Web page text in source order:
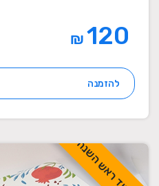
₪
להזמנה
לכבוד ראש השנה